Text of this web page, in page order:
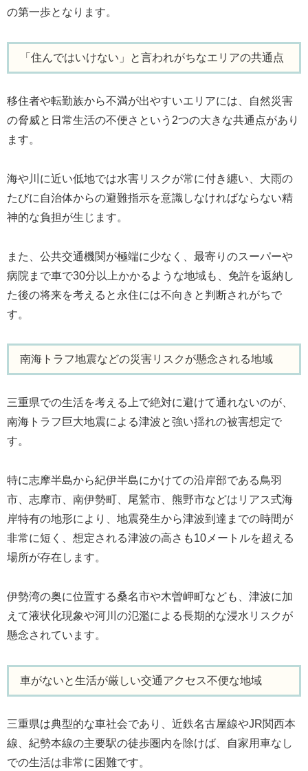
の第一歩となります。
「住んではいけない」と言われがちなエリアの共通点
移住者や転勤族から不満が出やすいエリアには、自然災害
の脅威と日常生活の不便さという2つの大きな共通点があり
ます。
海や川に近い低地では水害リスクが常に付き纏い、大雨の
たびに自治体からの避難指示を意識しなければならない精
神的な負担が生じます。
また、公共交通機関が極端に少なく、最寄りのスーパーや
病院まで車で30分以上かかるような地域も、免許を返納し
た後の将来を考えると永住には不向きと判断されがちで
す。
南海トラフ地震などの災害リスクが懸念される地域
三重県での生活を考える上で絶対に避けて通れないのが、
南海トラフ巨大地震による津波と強い揺れの被害想定で
す。
特に志摩半島から紀伊半島にかけての沿岸部である鳥羽
市、志摩市、南伊勢町、尾鷲市、熊野市などはリアス式海
岸特有の地形により、地震発生から津波到達までの時間が
非常に短く、想定される津波の高さも10メートルを超える
場所が存在します。
伊勢湾の奥に位置する桑名市や木曽岬町なども、津波に加
えて液状化現象や河川の氾濫による長期的な浸水リスクが
懸念されています。
車がないと生活が厳しい交通アクセス不便な地域
三重県は典型的な車社会であり、近鉄名古屋線やJR関西本
線、紀勢本線の主要駅の徒歩圏内を除けば、自家用車なし
での生活は非常に困難です。